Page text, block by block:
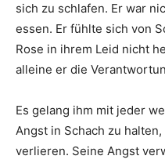
sich zu schlafen. Er war
essen. Er fühlte sich von
Rose in ihrem Leid nicht
alleine er die
Es gelang ihm mit jeder
Angst in Schach zu
verlieren. Seine Angst